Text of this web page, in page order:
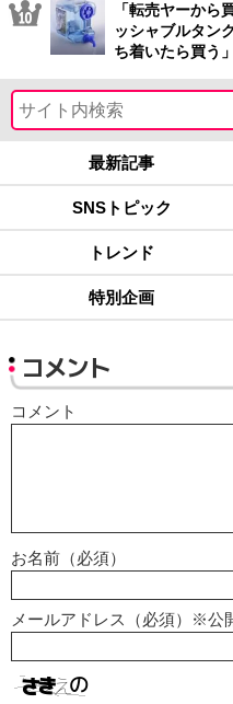
「転売ヤーから
ッシャブルタン
ち着いたら買う」
最新記事
SNSトピック
トレンド
特別企画
コメント
コメント
お名前（必須）
メールアドレス（必須）※公